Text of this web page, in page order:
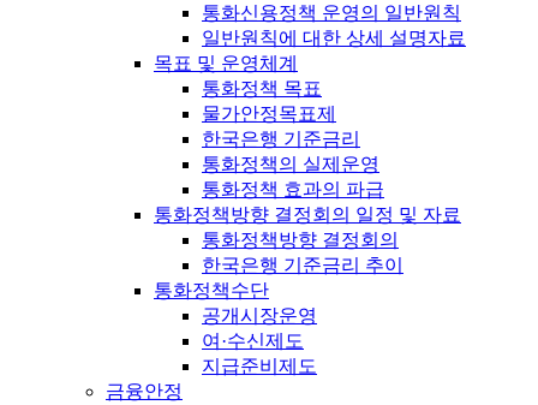
통화신용정책 운영의 일반원칙
일반원칙에 대한 상세 설명자료
목표 및 운영체계
통화정책 목표
물가안정목표제
한국은행 기준금리
통화정책의 실제운영
통화정책 효과의 파급
통화정책방향 결정회의 일정 및 자료
통화정책방향 결정회의
한국은행 기준금리 추이
통화정책수단
공개시장운영
여·수신제도
지급준비제도
금융안정